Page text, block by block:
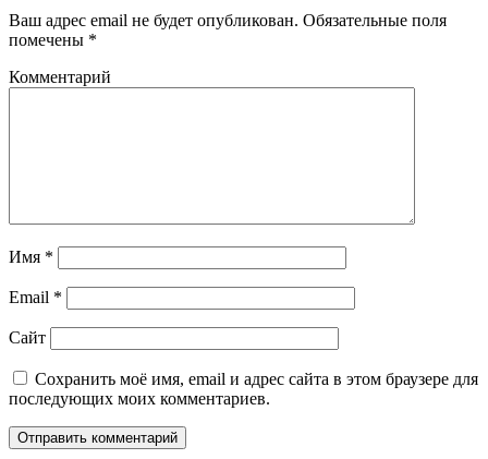
Ваш адрес email не будет опубликован. Обязательные поля
помечены *
Комментарий
Имя *
Email *
Сайт
Сохранить моё имя, email и адрес сайта в этом браузере для
последующих моих комментариев.